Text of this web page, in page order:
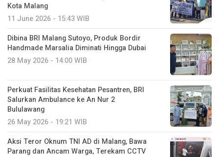
Kota Malang
11 June 2026 - 15:43 WIB
Dibina BRI Malang Sutoyo, Produk Bordir
Handmade Marsalia Diminati Hingga Dubai
28 May 2026 - 14:00 WIB
Perkuat Fasilitas Kesehatan Pesantren, BRI
Salurkan Ambulance ke An Nur 2
Bululawang
26 May 2026 - 19:21 WIB
Aksi Teror Oknum TNI AD di Malang, Bawa
Parang dan Ancam Warga, Terekam CCTV